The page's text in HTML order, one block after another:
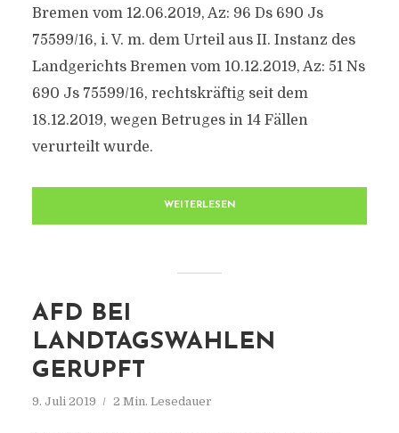
Bremen vom 12.06.2019, Az: 96 Ds 690 Js
75599/16, i. V. m. dem Urteil aus II. Instanz des
Landgerichts Bremen vom 10.12.2019, Az: 51 Ns
690 Js 75599/16, rechtskräftig seit dem
18.12.2019, wegen Betruges in 14 Fällen
verurteilt wurde.
WEITERLESEN
AFD BEI
LANDTAGSWAHLEN
GERUPFT
9. Juli 2019 2 Min. Lesedauer